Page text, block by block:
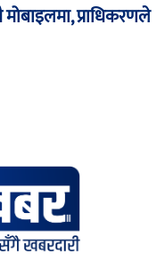
प्राधिकरणले